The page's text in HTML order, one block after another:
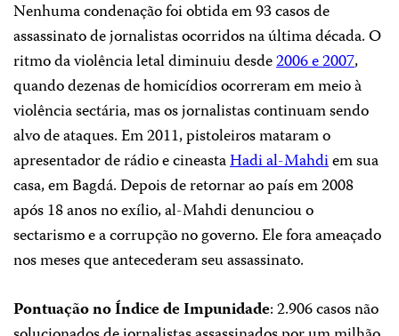
Nenhuma condenação foi obtida em 93 casos de
assassinato de jornalistas ocorridos na última década. O
ritmo da violência letal diminuiu desde2006 e 2007,
quando dezenas de homicídios ocorreram em meio à
violência sectária, mas os jornalistas continuam sendo
alvo de ataques. Em 2011, pistoleiros mataram o
apresentador de rádio e cineastaHadi al-Mahdiem sua
casa, em Bagdá. Depois de retornar ao país em 2008
após 18 anos no exílio, al-Mahdi denunciou o
sectarismo e a corrupção no governo. Ele fora ameaçado
nos meses que antecederam seu assassinato.
Pontuação no Índice de Impunidade: 2.906 casos não